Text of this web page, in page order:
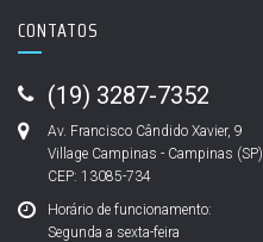
CONTATOS
(19) 3287-7352
Av. Francisco Cândido Xavier, 9
Village Campinas - Campinas (SP)
CEP: 13085-734
Horário de funcionamento:
Segunda a sexta-feira